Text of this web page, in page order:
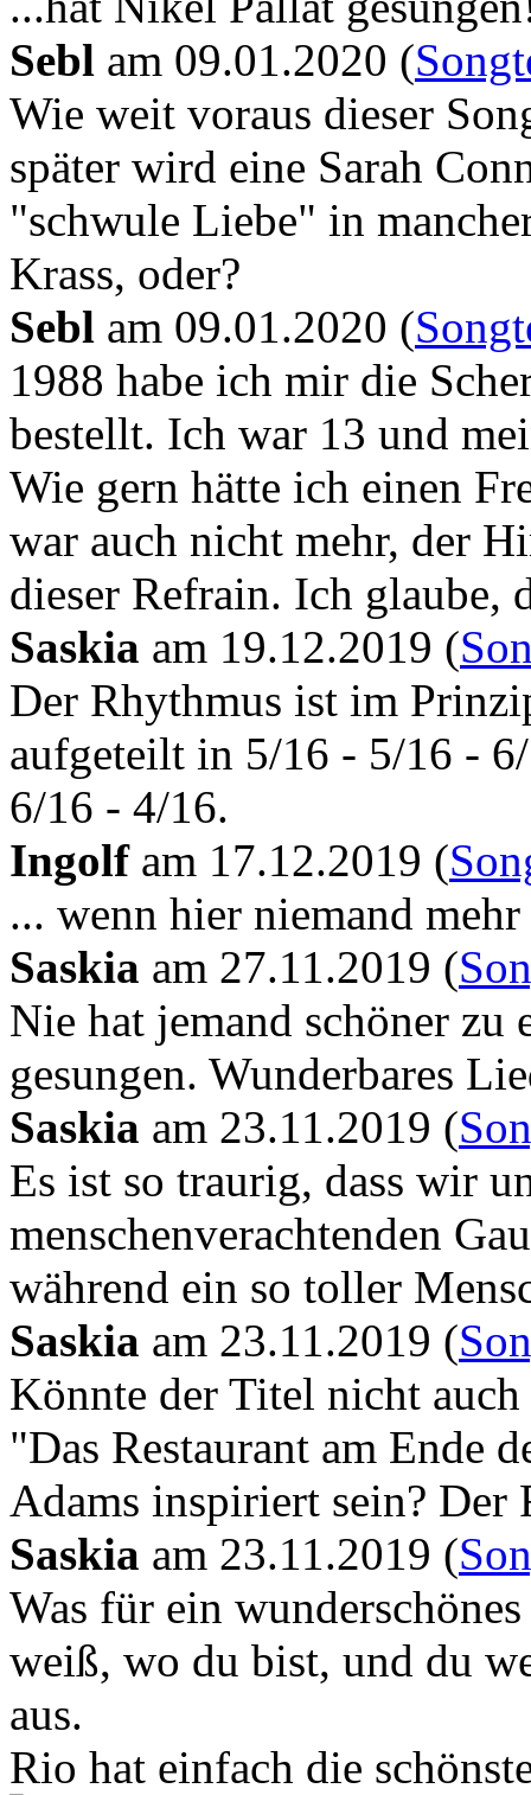
Sebl am 09.01.2020 (
Wie weit voraus dieser
später wird eine Sarah
"schwule Liebe" in
Krass, oder?
Sebl am 09.01.2020 (
1988 habe ich mir die
bestellt. Ich war 13 und
Wie gern hätte ich einen
war auch nicht mehr, der
dieser Refrain. Ich glaube,
Saskia am 19.12.2019 (
Der Rhythmus ist im
aufgeteilt in 5/16 - 5/16 -
6/16 - 4/16.
Ingolf am 17.12.2019 (
... wenn hier niemand
Saskia am 27.11.2019 (
Nie hat jemand schöner
gesungen. Wunderbares
Saskia am 23.11.2019 (
Es ist so traurig, dass wir
menschenverachtenden
während ein so toller
Saskia am 23.11.2019 (
Könnte der Titel nicht
"Das Restaurant am Ende
Adams inspiriert sein? Der
Saskia am 23.11.2019 (
Was für ein
weiß, wo du bist, und du
aus.
Rio hat einfach die